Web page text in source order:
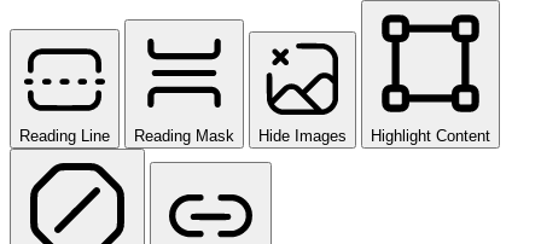
Reading Line Reading Mask Hide Images Highlight Content